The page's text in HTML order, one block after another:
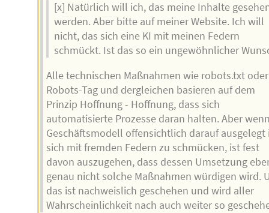
[x] Natürlich will ich, das meine Inhalte
werden. Aber bitte auf meiner Website. Ich will
nicht, das sich eine KI mit meinen Federn
schmückt. Ist das so ein ungewöhnlicher
Alle technischen Maßnahmen wie robots.txt oder
Robots-Tag und dergleichen basieren auf dem
Prinzip Hoffnung - Hoffnung, dass sich
automatisierte Prozesse daran halten. Aber
Geschäftsmodell offensichtlich darauf ausgelegt
sich mit fremden Federn zu schmücken, ist fest
davon auszugehen, dass dessen Umsetzung
genau nicht solche Maßnahmen würdigen wird.
das ist nachweislich geschehen und wird aller
Wahrscheinlichkeit nach auch weiter so